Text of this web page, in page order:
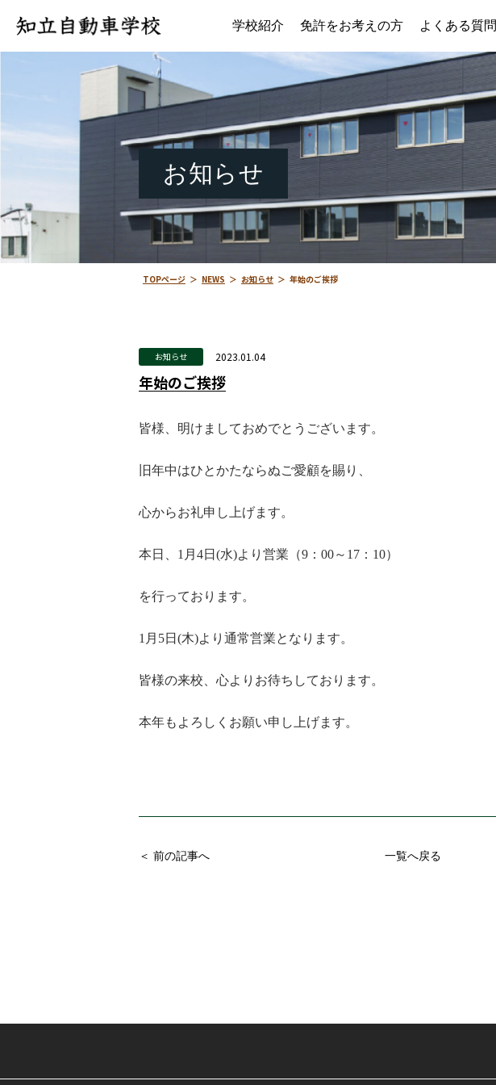
学校紹介 免許をお考えの方
入校案内
よくある質問
送迎バス
お知らせ
TOPページ ＞ NEWS ＞ お知らせ ＞ 年始のご挨拶
お知らせ 2023.01.04
年始のご挨拶
皆様、明けましておめでとうございます。
旧年中はひとかたならぬご愛顧を賜り、
心からお礼申し上げます。
本日、 1月 4日 (水)より営業（9 ： 00～ 17 ： 10）
を行っております。
1月 5日 (木)より通常営業となります。
皆様の来校、心よりお待ちしております。
本年もよろしくお願い申し上げます。
＜ 前の記事へ 一覧へ戻る